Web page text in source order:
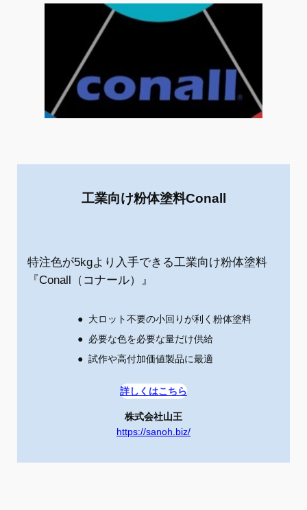
工業向け粉体塗料Conall
特注色が5kgより入手できる工業向け粉体塗料
『Conall（コナール）』
大ロット不要の小回りが利く粉体塗料
必要な色を必要な量だけ供給
試作や高付加価値製品に最適
詳しくはこちら
株式会社山王
https://sanoh.biz/